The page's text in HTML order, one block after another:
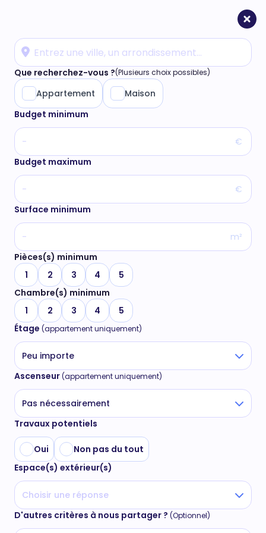
Que recherchez-vous ?(Plusieurs choix possibles)
Appartement
Maison
Budget minimum
€
Budget maximum
€
Surface minimum
m²
Pièces(s) minimum
1
2 3 4
5
Chambre(s) minimum
1
2 3 4
5
Étage (appartement uniquement)
Peu importe
Ascenseur(appartement uniquement)
Pas nécessairement
Travaux potentiels
Oui
Non pas du tout
Espace(s) extérieur(s)
Choisir une réponse
D'autres critères à nous partager ? (Optionnel)